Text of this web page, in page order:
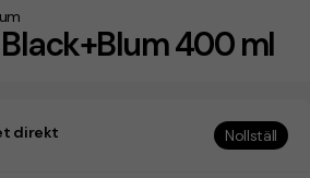
400 ml
direkt Nollställ